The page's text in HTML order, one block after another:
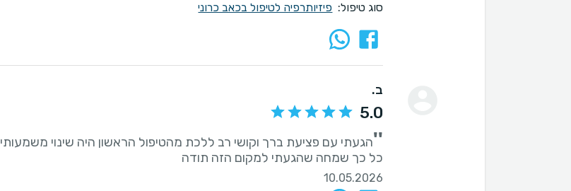
סוג טיפול: פיזיותרפיה לטיפול בכאב כרוני
ב.
5.0
''הגעתי עם פציעת ברך וקושי רב ללכת מהטיפול הראשון היה שינוי משמעותי
כל כך שמחה שהגעתי למקום הזה תודה
10.05.2026